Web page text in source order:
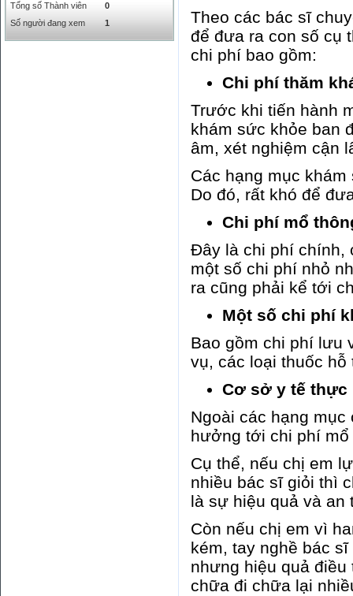
Tổng số Thành viên
0
Số người đang xem
1
Theo các bác sĩ
để đưa ra con số cụ
chi phí bao gồm:
Chi phí thăm
Trước khi tiến hành
khám sức khỏe ban
âm, xét nghiệm cận
Các hạng mục
Do đó, rất khó để
Chi phí mổ
Đây là chi phí chính,
một số chi phí nhỏ
ra cũng phải kể tới
Một số chi phí
Bao gồm chi phí lưu
vụ, các loại thuốc
Cơ sở y tế thực
Ngoài các hạng
hưởng tới chi phí
Cụ thể, nếu chị em
nhiều bác sĩ giỏi thì
là sự hiệu quả và an
Còn nếu chị em vì
kém, tay nghề bác
nhưng hiệu quả
chữa đi chữa lại